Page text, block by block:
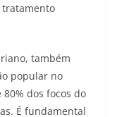
também
popular no
80% dos focos do
É fundamental